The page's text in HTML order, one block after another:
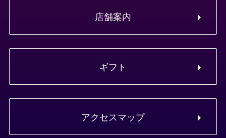
店舗案内
ギフト
アクセスマップ